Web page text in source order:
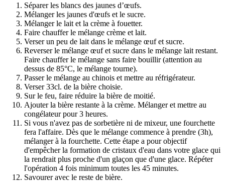
Séparer les blancs des jaunes d’œufs.
Mélanger les jaunes d'œufs et le sucre.
Mélanger le lait et la crème à fouetter.
Faire chauffer le mélange crème et lait.
Verser un peu de lait dans le mélange œuf et sucre.
Reverser le mélange œuf et sucre dans le mélange lait restant.
Faire chauffer le mélange sans faire bouillir (attention au
dessus de 85°C, le mélange tourne).
Passer le mélange au chinois et mettre au réfrigérateur.
Verser 33cl. de la bière choisie.
Sur le feu, faire réduire la bière de moitié.
Ajouter la bière restante à la crème. Mélanger et mettre au
congélateur pour 3 heures.
Si vous n'avez pas de sorbetière ni de mixeur, une fourchette
fera l'affaire. Dès que le mélange commence à prendre (3h),
mélanger à la fourchette. Cette étape a pour objectif
d'empêcher la formation de cristaux d'eau dans votre glace qui
la rendrait plus proche d'un glaçon que d'une glace. Répéter
l'opération 4 fois minimum toutes les 45 minutes.
Savourer avec le reste de bière.